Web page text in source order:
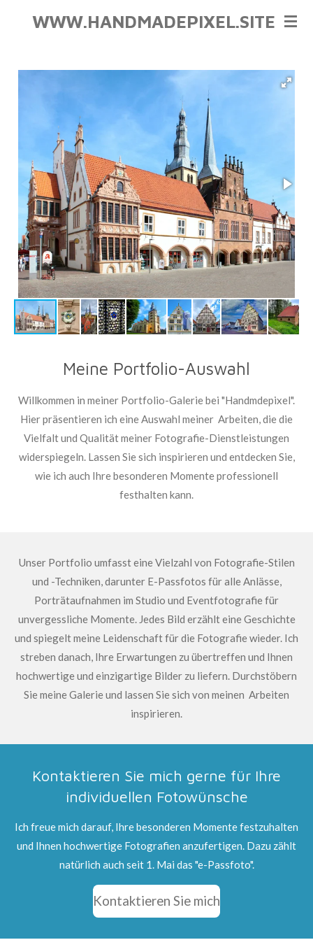
WWW.HANDMADEPIXEL.SITE
Meine Portfolio-Auswahl
Willkommen in meiner Portfolio-Galerie bei "Handmdepixel".
Hier präsentieren ich eine Auswahl meiner Arbeiten, die die
Vielfalt und Qualität meiner Fotografie-Dienstleistungen
widerspiegeln. Lassen Sie sich inspirieren und entdecken Sie,
wie ich auch Ihre besonderen Momente professionell
festhalten kann.
Unser Portfolio umfasst eine Vielzahl von Fotografie-Stilen
und -Techniken, darunter E-Passfotos für alle Anlässe,
Porträtaufnahmen im Studio und Eventfotografie für
unvergessliche Momente. Jedes Bild erzählt eine Geschichte
und spiegelt meine Leidenschaft für die Fotografie wieder. Ich
streben danach, Ihre Erwartungen zu übertreffen und Ihnen
hochwertige und einzigartige Bilder zu liefern. Durchstöbern
Sie meine Galerie und lassen Sie sich von meinen Arbeiten
inspirieren.
Kontaktieren Sie mich gerne für Ihre
individuellen Fotowünsche
Ich freue mich darauf, Ihre besonderen Momente festzuhalten
und Ihnen hochwertige Fotografien anzufertigen. Dazu zählt
natürlich auch seit 1. Mai das "e-Passfoto".
Kontaktieren Sie mich